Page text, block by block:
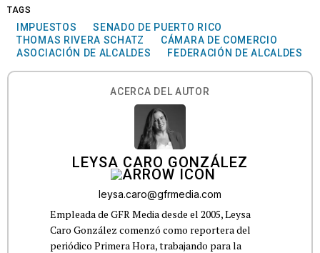
TAGS
IMPUESTOS
SENADO DE PUERTO RICO
THOMAS RIVERA SCHATZ
CÁMARA DE COMERCIO
ASOCIACIÓN DE ALCALDES
FEDERACIÓN DE ALCALDES
ACERCA DEL AUTOR
LEYSA CARO GONZÁLEZ
leysa.caro@gfrmedia.com
Empleada de GFR Media desde el 2005, Leysa
Caro González comenzó como reportera del
periódico Primera Hora, trabajando para la